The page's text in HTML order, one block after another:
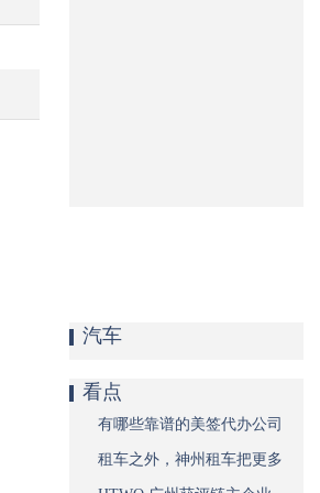
汽车
看点
有哪些靠谱的美签代办公司
租车之外，神州租车把更多